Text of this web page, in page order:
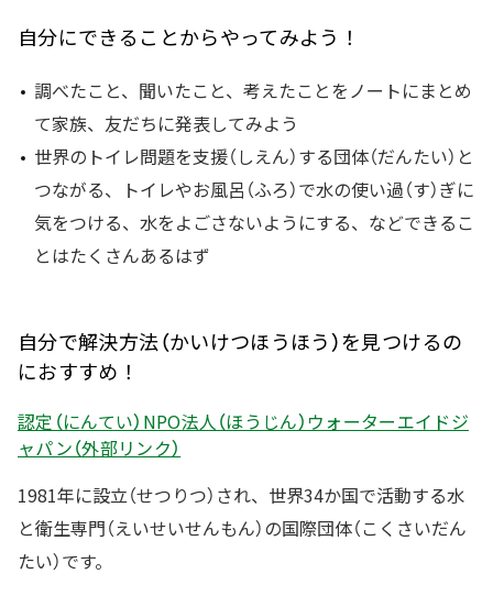
自分にできることからやってみよう！
調べたこと、聞いたこと、考えたことをノートにまとめ
て家族、友だちに発表してみよう
世界のトイレ問題を支援（しえん）する団体（だんたい）と
つながる、トイレやお風呂（ふろ）で水の使い過（す）ぎに
気をつける、水をよごさないようにする、などできるこ
とはたくさんあるはず
自分で解決方法（かいけつほうほう）を見つけるの
におすすめ！
認定（にんてい）NPO法人（ほうじん）ウォーターエイドジ
ャパン（外部リンク）
1981年に設立（せつりつ）され、世界34か国で活動する水
と衛生専門（えいせいせんもん）の国際団体（こくさいだん
たい）です。